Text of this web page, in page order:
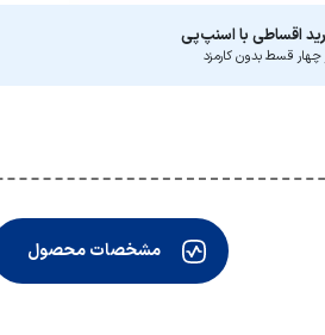
اقساطی با اسنپ‌پی
قسط بدون کارمزد
مشخصات محصول